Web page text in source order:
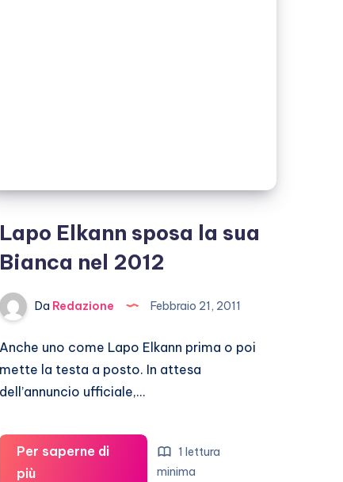
Lapo Elkann sposa la sua
Bianca nel 2012
Da Redazione Febbraio 21, 2011
Anche uno come Lapo Elkann prima o poi
mette la testa a posto. In attesa
dell’annuncio ufficiale,…
Per saperne di
piùLapo
1 lettura
minima